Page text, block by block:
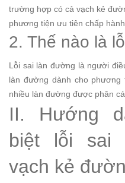
trường hợp có cả vạch kẻ
phương tiện ưu tiên chấp
2. Thế nào là
Lỗi sai làn đường là người
làn đường dành cho
nhiều làn đường được phân
II. Hướng
biệt lỗi sai
vạch kẻ